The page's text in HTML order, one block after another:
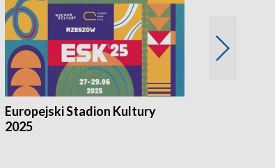
Europejski Stadion Kultury
2025